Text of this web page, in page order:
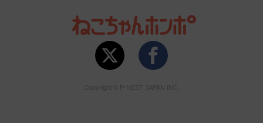
Copyright © P-NEST JAPAN INC.